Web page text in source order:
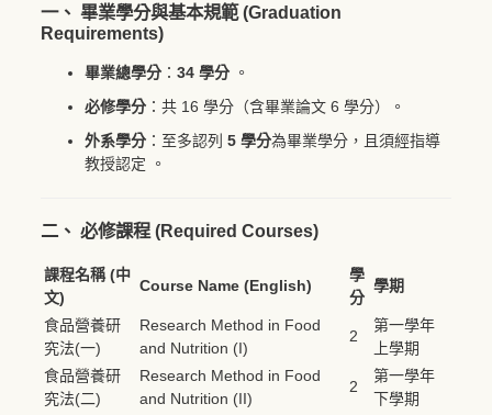
一、 畢業學分與基本規範 (Graduation
Requirements)
畢業總學分 ： 34 學分 。
必修學分 ：共 16 學分（含畢業論文 6 學分）。
外系學分 ：至多認列 5 學分為畢業學分，且須經指導
教授認定 。
二、 必修課程 (Required Courses)
課程名稱 (中
文)
Course Name (English)
學
分
學期
食品營養研
究法(一)
Research Method in Food
and Nutrition (I)
2
第一學年
上學期
食品營養研
究法(二)
Research Method in Food
and Nutrition (II)
2
第一學年
下學期